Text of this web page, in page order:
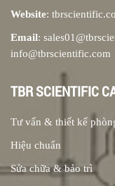
Website:
Email:
info@tbrscientific.com
TBR SCIENTIFIC
Tư vấn & thiết kế
Hiệu chuẩn
Sửa chữa & bảo trì